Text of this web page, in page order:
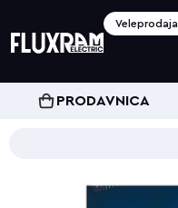
Veleprodaja
PRODAVNICA